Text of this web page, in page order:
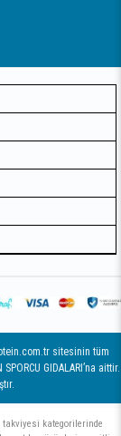
sitesinin tüm
GIDALARI’na aittir.
takviyesi kategorilerinde